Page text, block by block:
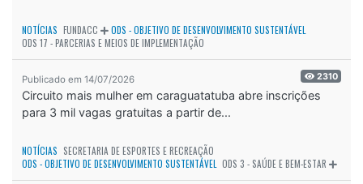
NOTÍCIAS FUNDACC
ODS - OBJETIVO DE DESENVOLVIMENTO SUSTENTÁVEL
ODS 17 - PARCERIAS E MEIOS DE IMPLEMENTAÇÃO
Publicado em 14/07/2026 2310
Circuito mais mulher em caraguatatuba abre inscrições
para 3 mil vagas gratuitas a partir de...
NOTÍCIAS SECRETARIA DE ESPORTES E RECREAÇÃO
ODS - OBJETIVO DE DESENVOLVIMENTO SUSTENTÁVEL ODS 3 - SAÚDE E BEM-ESTAR